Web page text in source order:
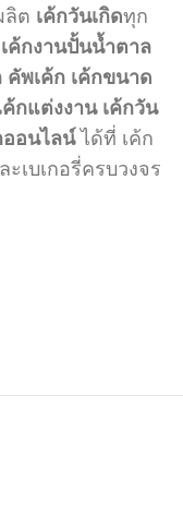
ลิต เค้กวันเกิดทุก
เค้กงานปั้นน้ำตาล
คัพเค้ก เค้กขนาด
ค้กแต่งงาน เค้กวัน
ออนไลน์ได้ที่ เค้ก
เบเกอรี่ครบวงจร